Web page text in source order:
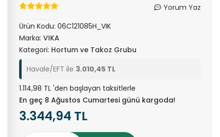
Yorum Yaz
Ürün Kodu: 06C121085H_VIK
Marka: VIKA
Kategori: Hortum ve Takoz Grubu
Havale/EFT ile 3.010,45 TL
1.114,98 TL 'den başlayan taksitlerle
En geç 8 Ağustos Cumartesi günü kargoda!
3.344,94 TL